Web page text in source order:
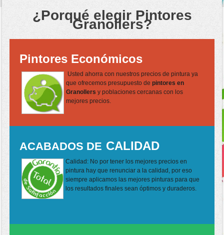
¿Porqué elegir Pintores
Granollers?
Pintores Económicos
Usted ahorra con nuestros precios de pintura ya
que ofrecemos presupuesto de pintores en
Granollers y poblaciones cercanas con los
mejores precios.
ACABADOS DE CALIDAD
Calidad: No por tener los mejores precios en
pintura hay que renunciar a la calidad, por eso
siempre aplicamos las mejores pinturas para que
los resultados finales sean óptimos y duraderos.